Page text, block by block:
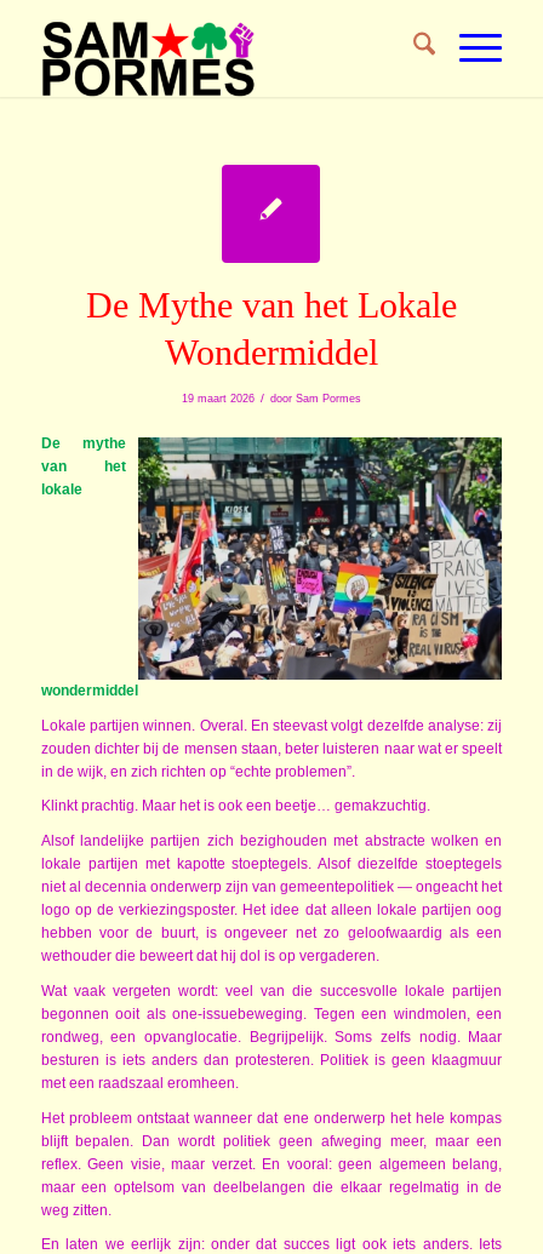
De Mythe van het Lokale
Wondermiddel
19 maart 2026 / door Sam Pormes
De mythe
van het
lokale
wondermiddel
Lokale partijen winnen. Overal. En steevast volgt dezelfde analyse: zij
zouden dichter bij de mensen staan, beter luisteren naar wat er speelt
in de wijk, en zich richten op “echte problemen”.
Klinkt prachtig. Maar het is ook een beetje… gemakzuchtig.
Alsof landelijke partijen zich bezighouden met abstracte wolken en
lokale partijen met kapotte stoeptegels. Alsof diezelfde stoeptegels
niet al decennia onderwerp zijn van gemeentepolitiek — ongeacht het
logo op de verkiezingsposter. Het idee dat alleen lokale partijen oog
hebben voor de buurt, is ongeveer net zo geloofwaardig als een
wethouder die beweert dat hij dol is op vergaderen.
Wat vaak vergeten wordt: veel van die succesvolle lokale partijen
begonnen ooit als one-issuebeweging. Tegen een windmolen, een
rondweg, een opvanglocatie. Begrijpelijk. Soms zelfs nodig. Maar
besturen is iets anders dan protesteren. Politiek is geen klaagmuur
met een raadszaal eromheen.
Het probleem ontstaat wanneer dat ene onderwerp het hele kompas
blijft bepalen. Dan wordt politiek geen afweging meer, maar een
reflex. Geen visie, maar verzet. En vooral: geen algemeen belang,
maar een optelsom van deelbelangen die elkaar regelmatig in de
weg zitten.
En laten we eerlijk zijn: onder dat succes ligt ook iets anders. Iets